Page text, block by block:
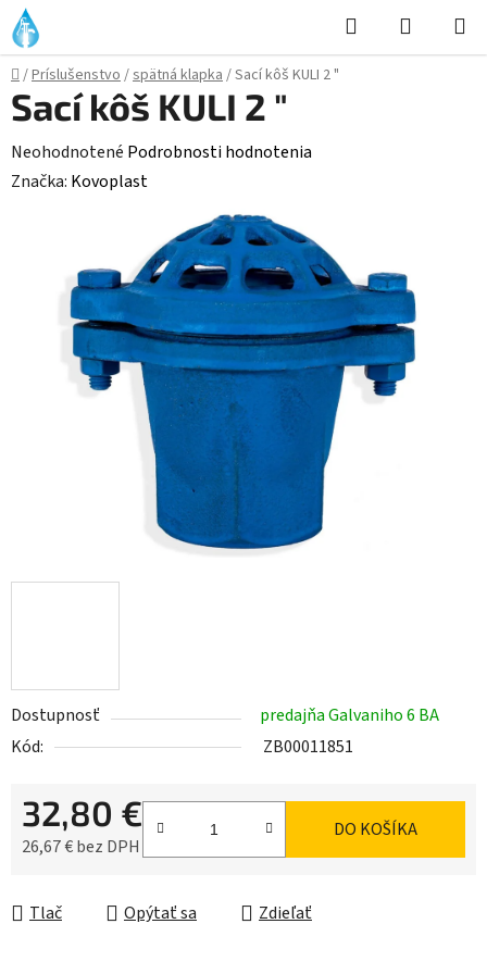
Prejsť
na
obsah
Hľadať
KOŠÍK
Domov
/Príslušenstvo/spätná klapka/Sací kôš KULI 2 "
Dostupnosť
predajňa Galvaniho 6 BA
Kód:
ZB00011851
32,80 €
26,67 € bez DPH
DO KOŠÍKA
Tlač Opýtať sa Zdieľať
Sací kôš KULI 2 "
Priemerné
hodnotenie
hviezdičiek.
Neohodnotené Podrobnosti hodnotenia
Značka: Kovoplast